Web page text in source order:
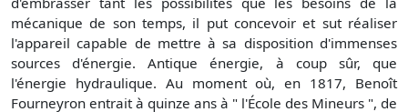
mécanique de son temps, il put concevoir et sut réaliser
l'appareil capable de mettre à sa disposition d'immenses
sources d'énergie. Antique énergie, à coup sûr, que
l'énergie hydraulique. Au moment où, en 1817, Benoît
Fourneyron entrait à quinze ans à " l'École des Mineurs ", de